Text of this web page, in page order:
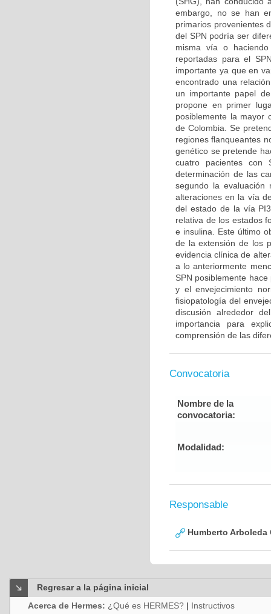
embargo, no se han
primarios provenientes
del SPN podría ser
misma vía o
reportadas para el
importante ya que en
encontrado una
un importante papel
propone en primer
posiblemente la mayor
de Colombia. Se
regiones flanqueantes
genético se pretende
cuatro pacientes con
determinación de las
segundo la evaluación
alteraciones en la vía
del estado de la vía
relativa de los estados
e insulina. Este último
de la extensión de los
evidencia clínica de
a lo anteriormente
SPN posiblemente
y el envejecimiento
fisiopatología del
discusión alrededor
importancia para
comprensión de las
Convocatoria
Nombre de la
convocatoria:
Modalidad:
Responsable
Humberto Arboleda
Regresar a la página inicial
Acerca de Hermes: ¿Qué es HERMES? | Instructivos